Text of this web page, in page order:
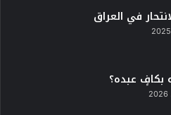
في العراق
بكافٍ عبده؟